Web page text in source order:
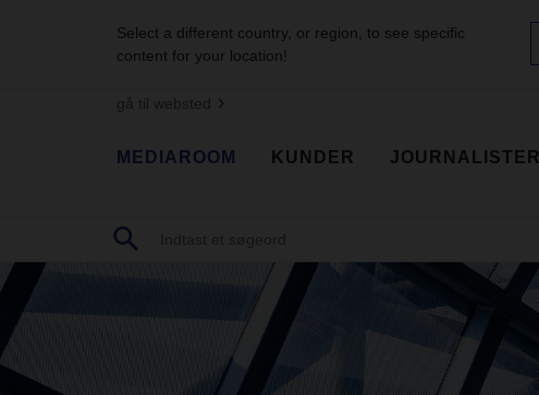
Select a different country, or region, to see specific
content for your location!
gå til websted
MEDIAROOM KUNDER JOURNALISTER